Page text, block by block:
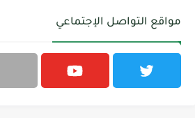
مواقع التواصل الإجتماعي